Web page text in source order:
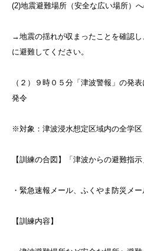
(2)地震避難場所（安全な広い場所）
→地震の揺れが収まったことを確認
に避難してください。
（２）９時０５分「津波警報」の発
発令
※対象：津波浸水想定区域内の全学区
【訓練の合図】「津波からの避難指示
・緊急速報メール、ふくやま防災メ
【訓練内容】